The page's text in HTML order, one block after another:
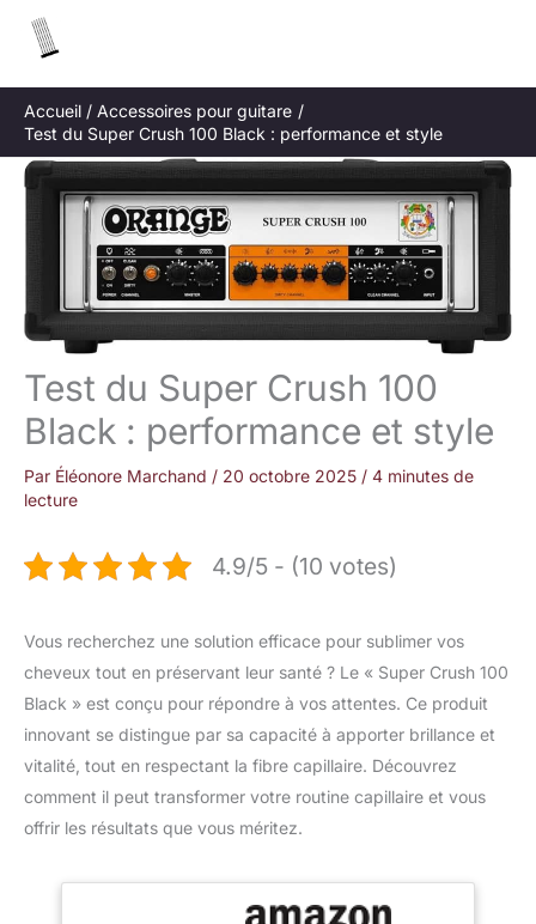
Accueil
Accessoires pour guitare
Test du Super Crush 100 Black : performance et style
Test du Super Crush 100
Black : performance et style
Par Éléonore Marchand / 20 octobre 2025 / 4 minutes de
lecture
4.9/5 - (10 votes)
Vous recherchez une solution efficace pour sublimer vos
cheveux tout en préservant leur santé ? Le « Super Crush 100
Black » est conçu pour répondre à vos attentes. Ce produit
innovant se distingue par sa capacité à apporter brillance et
vitalité, tout en respectant la fibre capillaire. Découvrez
comment il peut transformer votre routine capillaire et vous
offrir les résultats que vous méritez.
h
r
r